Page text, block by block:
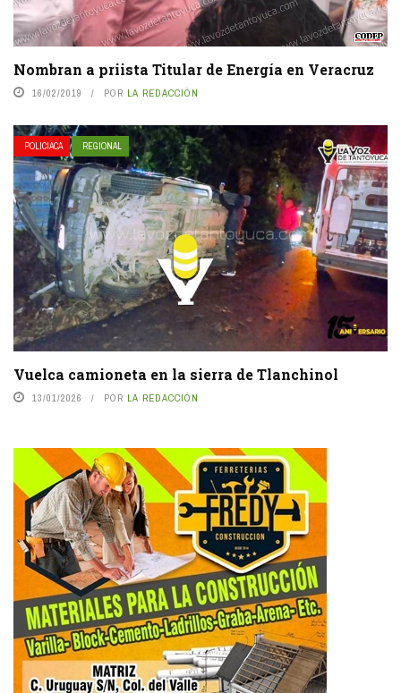
Nombran a priista Titular de Energía en Veracruz
16/02/2019 POR LA REDACCIÓN
POLICIACA REGIONAL
Vuelca camioneta en la sierra de Tlanchinol
13/01/2026 POR LA REDACCIÓN